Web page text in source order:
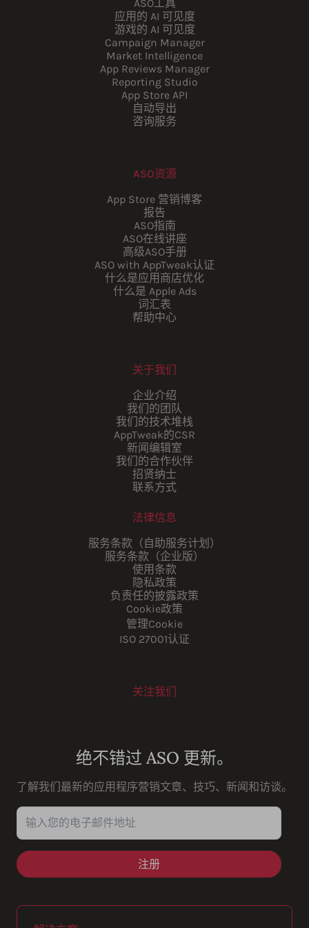
ASO工具
应用的 AI 可见度
游戏的 AI 可见度
Campaign Manager
Market Intelligence
App Reviews Manager
Reporting Studio
App Store API
自动导出
咨询服务
ASO资源
App Store 营销博客
报告
ASO指南
ASO在线讲座
高级ASO手册
ASO with AppTweak认证
什么是应用商店优化
什么是 Apple Ads
词汇表
帮助中心
关于我们
企业介绍
我们的团队
我们的技术堆栈
AppTweak的CSR
新闻编辑室
我们的合作伙伴
招贤纳士
联系方式
法律信息
服务条款（自助服务计划）
服务条款（企业版）
使用条款
隐私政策
负责任的披露政策
Cookie政策
管理Cookie
ISO 27001认证
关注我们
绝不错过 ASO 更新。
了解我们最新的应用程序营销文章、技巧、新闻和访谈。
输入您的电子邮件地址